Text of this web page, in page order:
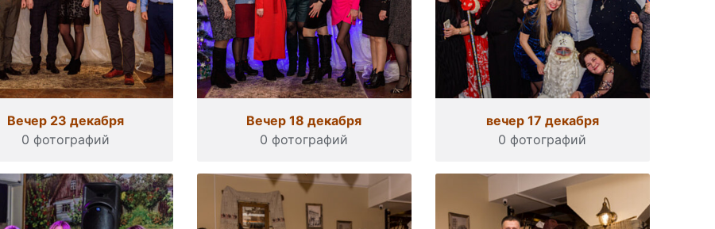
Вечер 23 декабря
0 фотографий
Вечер 18 декабря
0 фотографий
вечер 17 декабря
0 фотографий